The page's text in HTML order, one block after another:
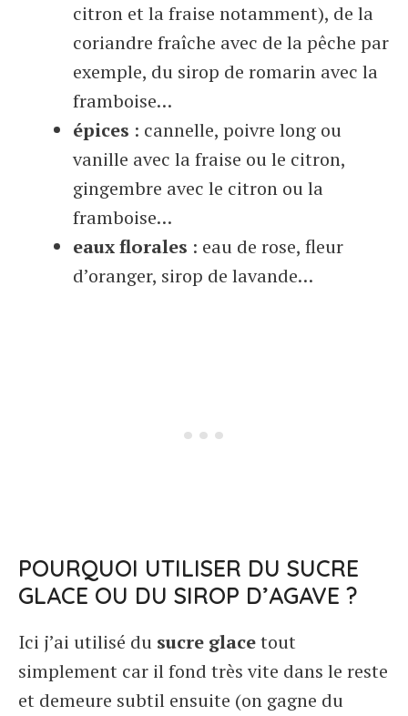
citron et la fraise notamment), de la
coriandre fraîche avec de la pêche par
exemple, du sirop de romarin avec la
framboise…
épices : cannelle, poivre long ou
vanille avec la fraise ou le citron,
gingembre avec le citron ou la
framboise…
eaux florales : eau de rose, fleur
d’oranger, sirop de lavande…
POURQUOI UTILISER DU SUCRE
GLACE OU DU SIROP D’AGAVE ?
Ici j’ai utilisé du sucre glacetout
simplement car il fond très vite dans le reste
et demeure subtil ensuite (on gagne du